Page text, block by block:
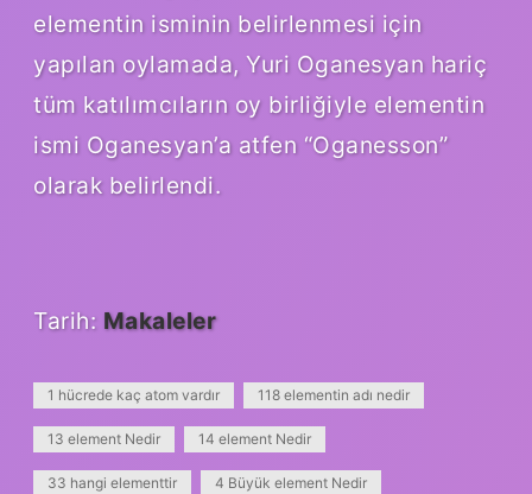
elementin isminin belirlenmesi için
yapılan oylamada, Yuri Oganesyan hariç
tüm katılımcıların oy birliğiyle elementin
ismi Oganesyan’a atfen “Oganesson”
olarak belirlendi.
Tarih: Makaleler
1 hücrede kaç atom vardır 118 elementin adı nedir
13 element Nedir 14 element Nedir
33 hangi elementtir 4 Büyük element Nedir